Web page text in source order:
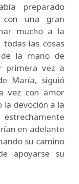
preparado
con una gran
mucho a la
las cosas
la mano de
primera vez a
María, siguió
vez con amor
la devoción a la
en adelante
su camino
apoyarse su